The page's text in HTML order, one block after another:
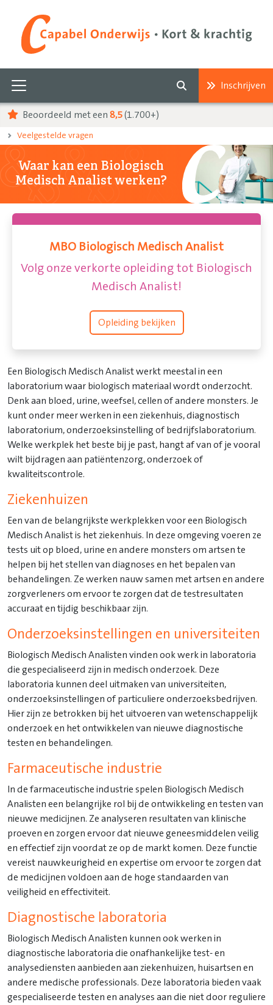
Inschrijven
Beoordeeld met een 8,5(1.700+)
Veelgestelde vragen
Waar kan een Biologisch
Medisch Analist werken?
MBO Biologisch Medisch Analist
Volg onze verkorte opleiding tot Biologisch
Medisch Analist!
Opleiding bekijken
Een Biologisch Medisch Analist werkt meestal in een
laboratorium waar biologisch materiaal wordt onderzocht.
Denk aan bloed, urine, weefsel, cellen of andere monsters. Je
kunt onder meer werken in een ziekenhuis, diagnostisch
laboratorium, onderzoeksinstelling of bedrijfslaboratorium.
Welke werkplek het beste bij je past, hangt af van of je vooral
wilt bijdragen aan patiëntenzorg, onderzoek of
kwaliteitscontrole.
Ziekenhuizen
Een van de belangrijkste werkplekken voor een Biologisch
Medisch Analist is het ziekenhuis. In deze omgeving voeren ze
tests uit op bloed, urine en andere monsters om artsen te
helpen bij het stellen van diagnoses en het bepalen van
behandelingen. Ze werken nauw samen met artsen en andere
zorgverleners om ervoor te zorgen dat de testresultaten
accuraat en tijdig beschikbaar zijn.
Onderzoeksinstellingen en universiteiten
Biologisch Medisch Analisten vinden ook werk in laboratoria
die gespecialiseerd zijn in medisch onderzoek. Deze
laboratoria kunnen deel uitmaken van universiteiten,
onderzoeksinstellingen of particuliere onderzoeksbedrijven.
Hier zijn ze betrokken bij het uitvoeren van wetenschappelijk
onderzoek en het ontwikkelen van nieuwe diagnostische
testen en behandelingen.
Farmaceutische industrie
In de farmaceutische industrie spelen Biologisch Medisch
Analisten een belangrijke rol bij de ontwikkeling en testen van
nieuwe medicijnen. Ze analyseren resultaten van klinische
proeven en zorgen ervoor dat nieuwe geneesmiddelen veilig
en effectief zijn voordat ze op de markt komen. Deze functie
vereist nauwkeurigheid en expertise om ervoor te zorgen dat
de medicijnen voldoen aan de hoge standaarden van
veiligheid en effectiviteit.
Diagnostische laboratoria
Biologisch Medisch Analisten kunnen ook werken in
diagnostische laboratoria die onafhankelijke test- en
analysediensten aanbieden aan ziekenhuizen, huisartsen en
andere medische professionals. Deze laboratoria bieden vaak
gespecialiseerde testen en analyses aan die niet door reguliere